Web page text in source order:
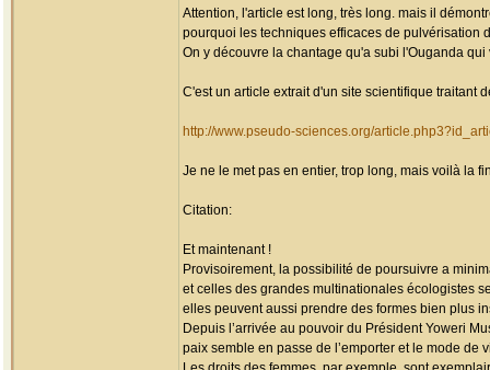
Attention, l'article est long, très long. mais il
pourquoi les techniques efficaces de pulvérisation
On y découvre la chantage qu'a subi l'Ouganda
C'est un article extrait d'un site scientifique traitant
http://www.pseudo-sciences.org/
Je ne le met pas en entier, trop long, mais voilà la
Citation:
Et maintenant !
Provisoirement, la possibilité de poursuivre a
et celles des grandes multinationales écologistes
elles peuvent aussi prendre des formes bien plus
Depuis l’arrivée au pouvoir du Président Yoweri
paix semble en passe de l’emporter et le mode de